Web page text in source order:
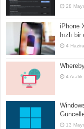
28
iPhone
hızlı
4
4
13